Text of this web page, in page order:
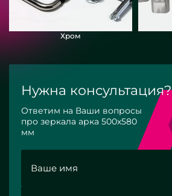
Хром
Нужна консультация?
Ответим на Ваши вопросы
про зеркала арка 500х580
мм